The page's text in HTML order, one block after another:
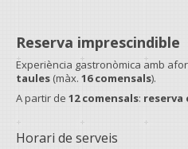
Reserva imprescindible
Experiència gastronòmica amb
taules (màx. 16 comensals).
A partir de 12 comensals: reserva
Horari de serveis